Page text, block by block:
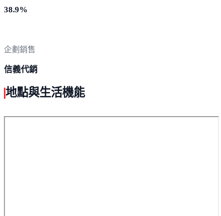
38.9%
企劃銷售
信義代銷
地點與生活機能